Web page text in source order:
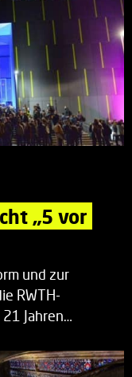
„5 vor
und zur
RWTH-
Jahren…